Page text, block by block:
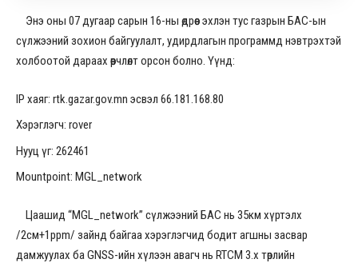
Энэ оны 07 дугаар сарын 16-ны өдрөөс эхлэн тус газрын БАС-ын
сүлжээний зохион байгуулалт, удирдлагын программд нэвтрэхтэй
холбоотой дараах өөрчлөлт орсон болно. Үүнд:
IP хаяг: rtk.gazar.gov.mn эсвэл 66.181.168.80
Хэрэглэгч: rover
Нууц үг: 262461
Mountpoint: MGL_network
Цаашид “MGL_network” сүлжээний БАС нь 35км хүртэлх
/2см+1ppm/ зайнд байгаа хэрэглэгчид бодит агшны засвар
дамжуулах ба GNSS-ийн хүлээн авагч нь RTCM 3.x төрлийн